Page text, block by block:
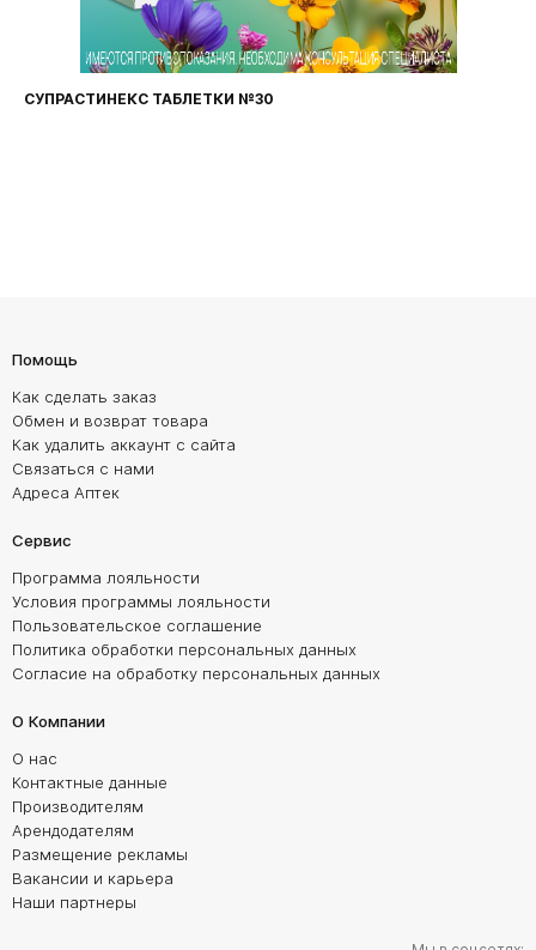
ФАРИНГОСЕПТ ТАБЛЕТКИ №20
Помощь
Как сделать заказ
Обмен и возврат товара
Как удалить аккаунт с сайта
Связаться с нами
Адреса Аптек
Сервис
Программа лояльности
Условия программы лояльности
Пользовательское соглашение
Политика обработки персональных данных
Согласие на обработку персональных данных
О Компании
О нас
Контактные данные
Производителям
Арендодателям
Размещение рекламы
Вакансии и карьера
Наши партнеры